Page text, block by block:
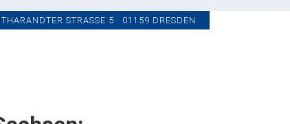
STRASSE 5 · 01159 DRESDEN